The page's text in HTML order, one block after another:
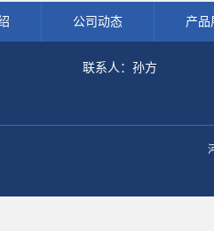
公司动态 产品
联系人：孙方